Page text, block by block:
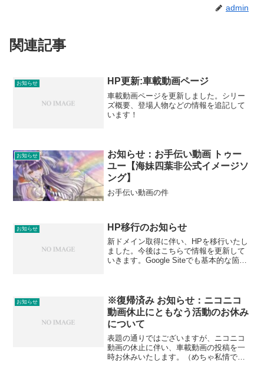
admin
関連記事
お知らせ HP更新:車載動画ページ
車載動画ページを更新しました。シリー
ズ概要、登場人物などの情報を追記して
います！
お知らせ
お知らせ：お手伝い動画 トゥー
ユー【海妹四葉非公式イメージソ
ング】
お手伝い動画の件
お知らせ HP移行のお知らせ
新ドメイン取得に伴い、HPを移行いたし
ました。今後はこちらで情報を更新して
いきます。Google Siteでも基本的な箇所
お知らせ
※復帰済み お知らせ：ニコニコ
動画休止にともなう活動のお休み
について
表題の通りではございますが、ニコニコ
動画の休止に伴い、車載動画の投稿を一
時お休みいたします。（めちゃ私情です